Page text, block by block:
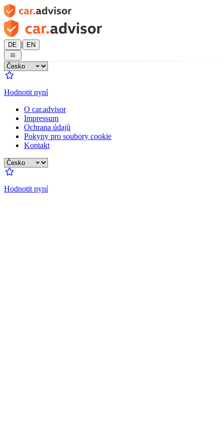
DE | EN
Hodnotit nyní
O car.advisor
Impressum
Ochrana údajů
Pokyny pro soubory cookie
Kontakt
Hodnotit nyní